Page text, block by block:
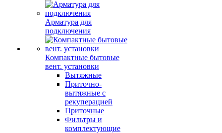
Арматура для
подключения
Компактные бытовые
вент. установки
Вытяжные
Приточно-
вытяжные с
рекуперацией
Приточные
Фильтры и
комплектующие